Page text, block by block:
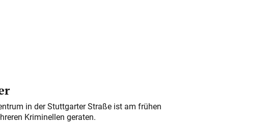
in der Stuttgarter Straße ist am frühen
Kriminellen geraten.